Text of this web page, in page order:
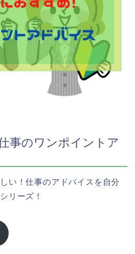
事のワンポイントア
い！仕事のアドバイスを自分
リーズ！